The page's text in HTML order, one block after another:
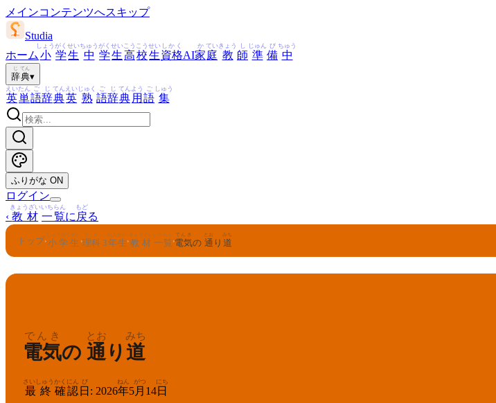
メインコンテンツへスキップ
Studia
ホーム 小
しょう
学
がく
生
せい
中
ちゅう
学
がく
生
せい
高
こう
校
こう
生
せい
資格
しかく
AI家
か
庭
てい
教
きょう
師
し
準
じゅん
備
び
中
ちゅう
辞
じ
典
てん
▾
英
えい
単
たん
語
ご
辞
じ
典
てん
英
えい
熟
じゅく
語
ご
辞
じ
典
てん
用
よう
語
ご
集
しゅう
ふりがな ON
ログイン
‹ 教材
きょうざい
一覧
いちらん
に 戻
もど
る
トップ›小学生
しょうがくせい
›理科
りか
3年生
ねんせい
› 教材
きょうざい
一覧
いちらん
›電気
でんき
の 通
とお
り 道
みち
電気
でんき
の 通
とお
り 道
みち
最終
さいしゅう
確認
かくにん
日
び
: 2026年
ねん
5月
がつ
14日
にち